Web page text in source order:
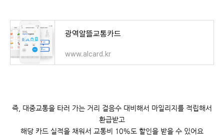
광역알뜰교통카드
www.alcard.kr
즉, 대중교통을 타러 가는 거리 걸음수 대비해서 마일리지를 적립해서
환급받고
해당 카드 실적을 채워서 교통비 10%도 할인을 받을 수 있어요